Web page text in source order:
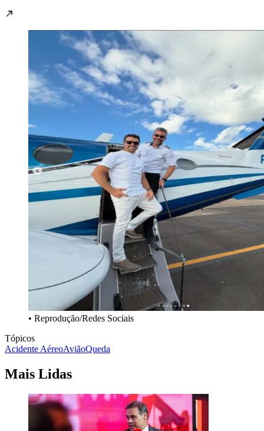
• Reprodução/Redes Sociais
Tópicos
Acidente AéreoAviãoQueda
Mais Lidas